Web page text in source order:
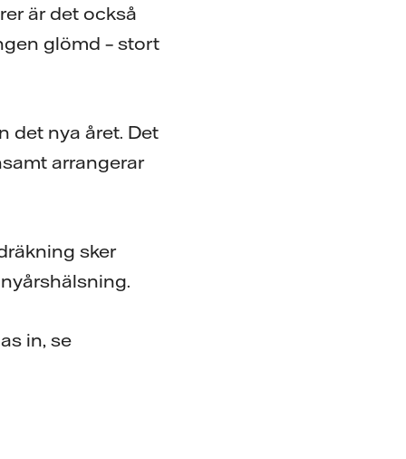
är det också
glömd – stort
det nya året. Det
arrangerar
sker
in, se